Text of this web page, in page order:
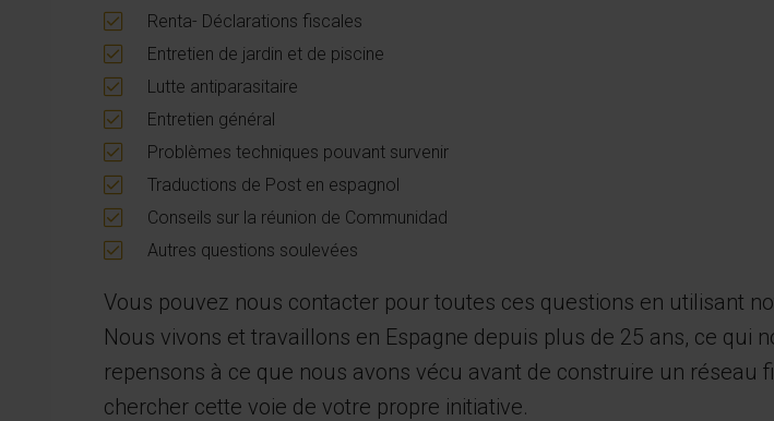
Renta- Déclarations fiscales
Entretien de jardin et de piscine
Lutte antiparasitaire
Entretien général
Problèmes techniques pouvant survenir
Traductions de Post en espagnol
Conseils sur la réunion de Communidad
Autres questions soulevées
Vous pouvez nous contacter pour toutes ces questions en utilisant
Nous vivons et travaillons en Espagne depuis plus de 25 ans, ce
repensons à ce que nous avons vécu avant de construire un
chercher cette voie de votre propre initiative.